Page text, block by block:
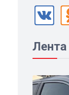
Лента